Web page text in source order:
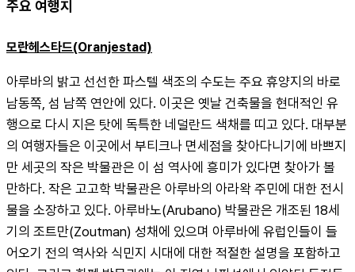
주요 여행지
모란헤스타드(Oranjestad)
아루바의 밝고 선선한 파스텔 색조의 수도는 주요 휴양지의 바로
남동쪽, 섬 남쪽 연안에 있다. 이곳은 옛날 건축물을 현대적인 유
행으로 다시 지은 탓에 독특한 네덜란드 색채를 띠고 있다. 대부분
의 여행자들은 이곳에서 부티크나 면세점을 찾아다니기에 바쁘지
만 세곳의 작은 박물관은 이 섬 역사에 흥미가 있다면 찾아가 볼
만하다. 작은 고고학 박물관은 아루바의 아라왁 주민에 대한 전시
물을 소장하고 있다. 아루바노(Arubano) 박물관은 개조된 18세
기의 조트만(Zoutman) 성채에 있으며 아루바에 유럽인들이 들
어오기 전의 역사와 식민지 시대에 대한 적절한 설명을 포함하고